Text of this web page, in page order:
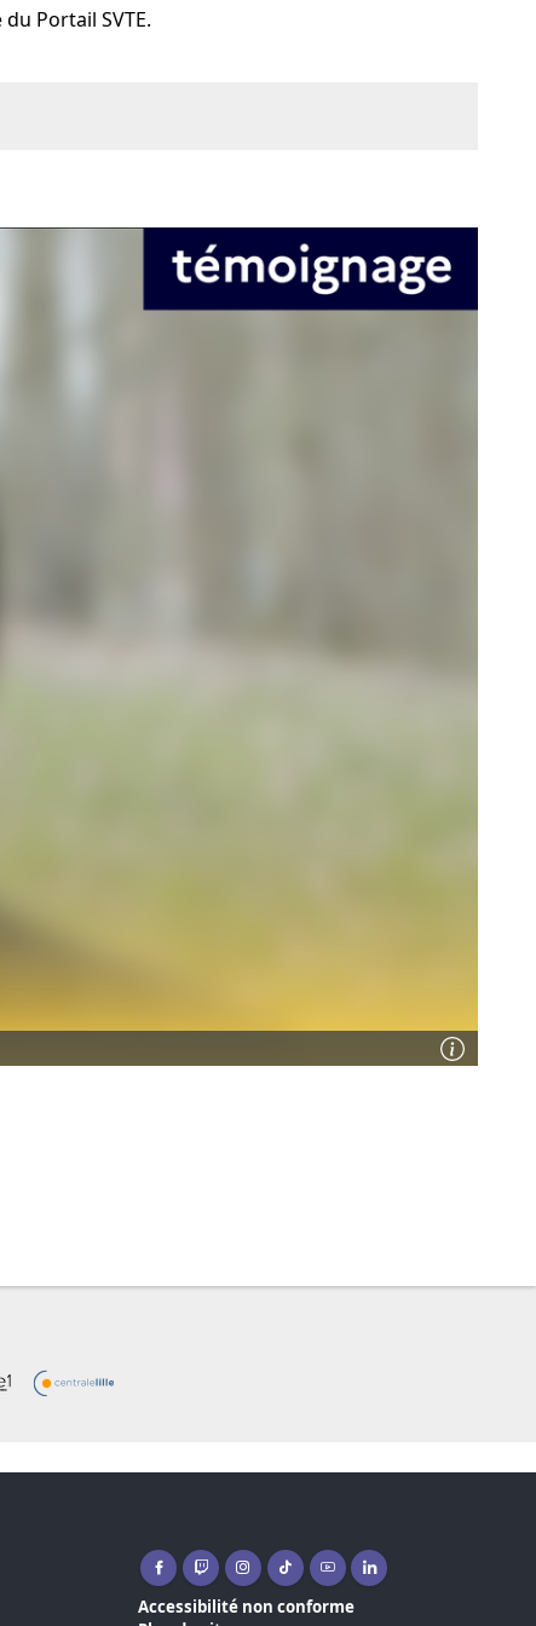
Portail SVTE.
Facebook ( nouvelle fenêtre)
Twitch ( nouvelle fenêtre)
Instagram ( nouvelle fenêtre)
Tiktok ( nouvelle fenêtre)
Youtube ( nouvelle
Linkedin ( nouvelle
Accessibilité non conforme